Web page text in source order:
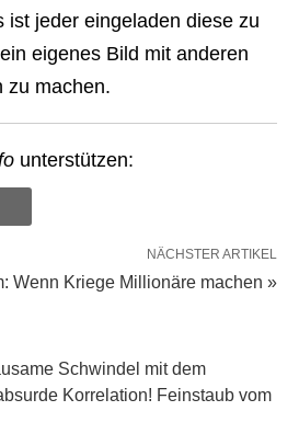
ist jeder eingeladen diese zu
eigenes Bild mit anderen
zu machen.
unterstützen:
NÄCHSTER ARTIKEL
Wenn Kriege Millionäre machen »
Schwindel mit dem
Korrelation! Feinstaub vom